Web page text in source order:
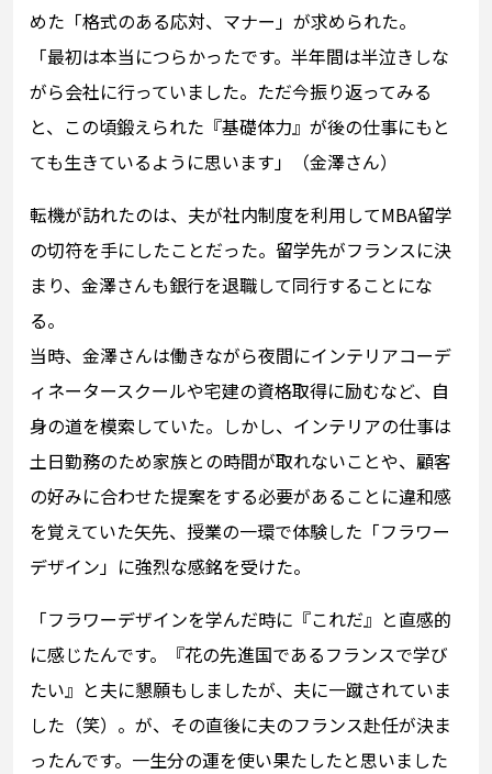
めた「格式のある応対、マナー」が求められた。
「最初は本当につらかったです。半年間は半泣きしな
がら会社に行っていました。ただ今振り返ってみる
と、この頃鍛えられた『基礎体力』が後の仕事にもと
ても生きているように思います」（金澤さん）
転機が訪れたのは、夫が社内制度を利用してMBA留学
の切符を手にしたことだった。留学先がフランスに決
まり、金澤さんも銀行を退職して同行することにな
る。
当時、金澤さんは働きながら夜間にインテリアコーデ
ィネータースクールや宅建の資格取得に励むなど、自
身の道を模索していた。しかし、インテリアの仕事は
土日勤務のため家族との時間が取れないことや、顧客
の好みに合わせた提案をする必要があることに違和感
を覚えていた矢先、授業の一環で体験した「フラワー
デザイン」に強烈な感銘を受けた。
「フラワーデザインを学んだ時に『これだ』と直感的
に感じたんです。『花の先進国であるフランスで学び
たい』と夫に懇願もしましたが、夫に一蹴されていま
した（笑）。が、その直後に夫のフランス赴任が決ま
ったんです。一生分の運を使い果たしたと思いました